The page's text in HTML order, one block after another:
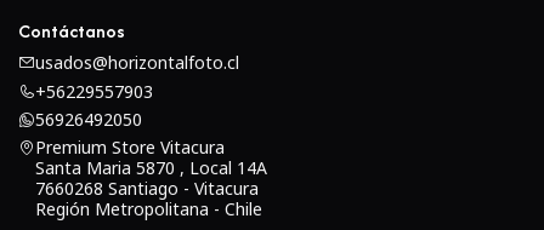
Contáctanos
usados@horizontalfoto.cl
+56229557903
56926492050
Premium Store Vitacura
Santa Maria 5870 , Local 14A
7660268 Santiago - Vitacura
Región Metropolitana - Chile